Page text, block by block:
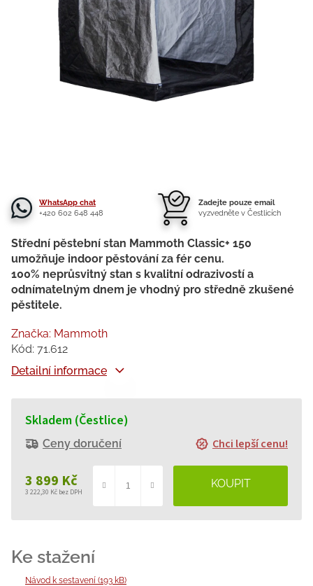
WhatsApp chat
+420 602 648 448
Zadejte pouze email
vyzvedněte v Čestlicích
3 899 Kč
3 222,30 Kč bez DPH
cena:
Skladem (Čestlice)
Ceny doručení Chci lepší cenu!
Střední pěstební stan Mammoth Classic+ 150
umožňuje indoor pěstování za fér cenu.
100% neprůsvitný stan s kvalitní odrazivostí a
odnímatelným dnem je vhodný pro středně zkušené
pěstitele.
Detailní informace
Značka: Mammoth
Kód: 71.612
Návod k sestavení (193 kB)